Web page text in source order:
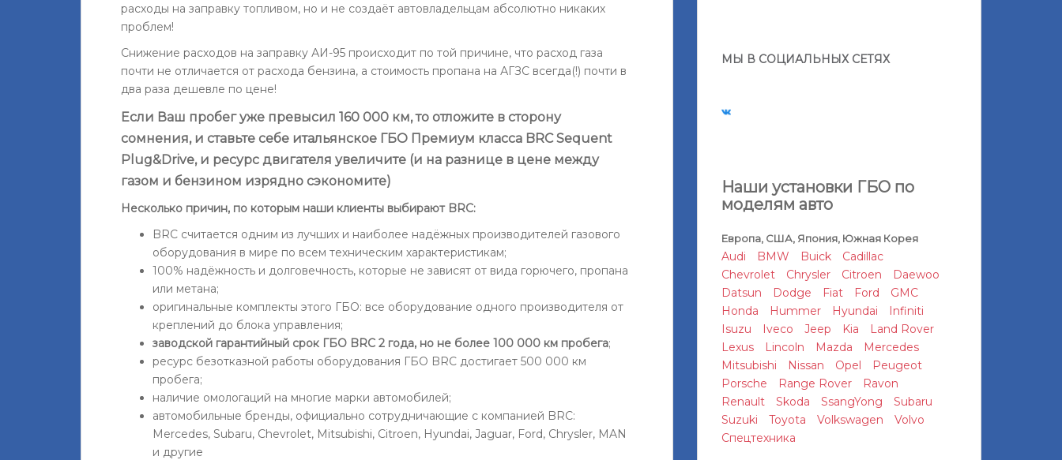
расходы на заправку топливом, но и не создаёт автовладельцам абсолютно никаких
проблем!
Снижение расходов на заправку АИ-95 происходит по той причине, что расход газа
почти не отличается от расхода бензина, а стоимость пропана на АГЗС всегда(!) почти в
два раза дешевле по цене!
Если Ваш пробег уже превысил 160 000 км, то отложите в сторону
сомнения, и ставьте себе итальянское ГБО Премиум класса BRC Sequent
Plug&Drive, и ресурс двигателя увеличите (и на разнице в цене между
газом и бензином изрядно сэкономите)
Несколько причин, по которым наши клиенты выбирают BRC:
BRC считается одним из лучших и наиболее надёжных производителей газового
оборудования в мире по всем техническим характеристикам;
100% надёжность и долговечность, которые не зависят от вида горючего, пропана
или метана;
оригинальные комплекты этого ГБО: все оборудование одного производителя от
креплений до блока управления;
заводской гарантийный срок ГБО BRC 2 года, но не более 100 000 км пробега;
ресурс безотказной работы оборудования ГБО BRC достигает 500 000 км
пробега;
наличие омологаций на многие марки автомобилей;
автомобильные бренды, официально сотрудничающие с компанией BRC:
Mercedes, Subaru, Chevrolet, Mitsubishi, Citroen, Hyundai, Jaguar, Ford, Chrysler, MAN
и другие
МЫ В СОЦИАЛЬНЫХ СЕТЯХ
Наши установки ГБО по
моделям авто
Европа, США, Япония, Южная Корея
Audi BMW Buick
Cadillac
Chevrolet
Chrysler Citroen
Daewoo
Datsun
Dodge Fiat Ford
GMC
Honda
Hummer Hyundai
Infiniti
Isuzu
Iveco Jeep Kia
Land Rover
Lexus
Lincoln Mazda
Mercedes
Mitsubishi
Nissan Opel
Peugeot
Porsche
Range Rover
Ravon
Renault
Skoda SsangYong
Subaru
Suzuki
Toyota Volkswagen
Volvo
Спецтехника